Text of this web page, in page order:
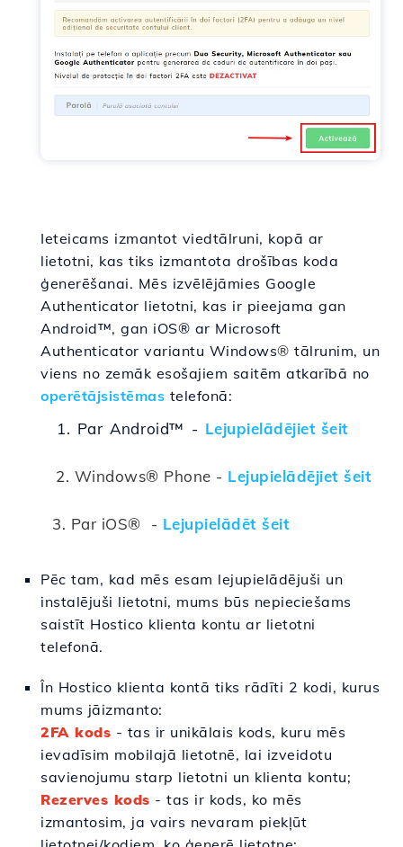
Ieteicams izmantot viedtālruni, kopā ar
lietotni, kas tiks izmantota drošības koda
ģenerēšanai. Mēs izvēlējāmies Google
Authenticator lietotni, kas ir pieejama gan
Android™, gan iOS® ar Microsoft
Authenticator variantu Windows® tālrunim, un
viens no zemāk esošajiem saitēm atkarībā no
operētājsistēmas telefonā:
1. Par Android™ - Lejupielādējiet šeit
2. Windows® Phone - Lejupielādējiet šeit
3. Par iOS® - Lejupielādēt šeit
Pēc tam, kad mēs esam lejupielādējuši un
instalējuši lietotni, mums būs nepieciešams
saistīt Hostico klienta kontu ar lietotni
telefonā.
În Hostico klienta kontā tiks rādīti 2 kodi, kurus
mums jāizmanto:
2FA kods - tas ir unikālais kods, kuru mēs
ievadīsim mobilajā lietotnē, lai izveidotu
savienojumu starp lietotni un klienta kontu;
Rezerves kods - tas ir kods, ko mēs
izmantosim, ja vairs nevaram piekļūt